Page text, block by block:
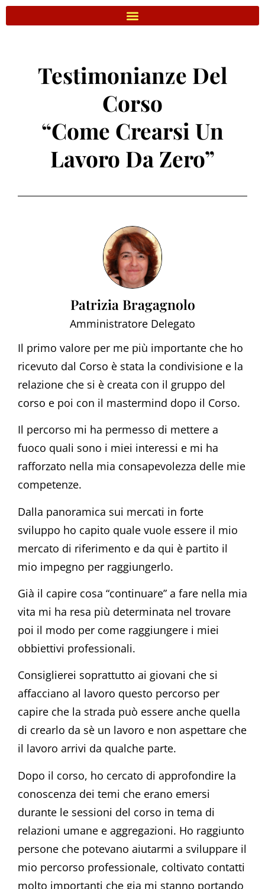
Testimonianze Del
Corso
“Come Crearsi Un
Lavoro Da Zero”
Patrizia Bragagnolo
Amministratore Delegato
Il primo valore per me più importante che ho
ricevuto dal Corso è stata la condivisione e la
relazione che si è creata con il gruppo del
corso e poi con il mastermind dopo il Corso.
Il percorso mi ha permesso di mettere a
fuoco quali sono i miei interessi e mi ha
rafforzato nella mia consapevolezza delle mie
competenze.
Dalla panoramica sui mercati in forte
sviluppo ho capito quale vuole essere il mio
mercato di riferimento e da qui è partito il
mio impegno per raggiungerlo.
Già il capire cosa “continuare” a fare nella mia
vita mi ha resa più determinata nel trovare
poi il modo per come raggiungere i miei
obbiettivi professionali.
Consiglierei soprattutto ai giovani che si
affacciano al lavoro questo percorso per
capire che la strada può essere anche quella
di crearlo da sè un lavoro e non aspettare che
il lavoro arrivi da qualche parte.
Dopo il corso, ho cercato di approfondire la
conoscenza dei temi che erano emersi
durante le sessioni del corso in tema di
relazioni umane e aggregazioni. Ho raggiunto
persone che potevano aiutarmi a sviluppare il
mio percorso professionale, coltivato contatti
molto importanti che gia mi stanno portando